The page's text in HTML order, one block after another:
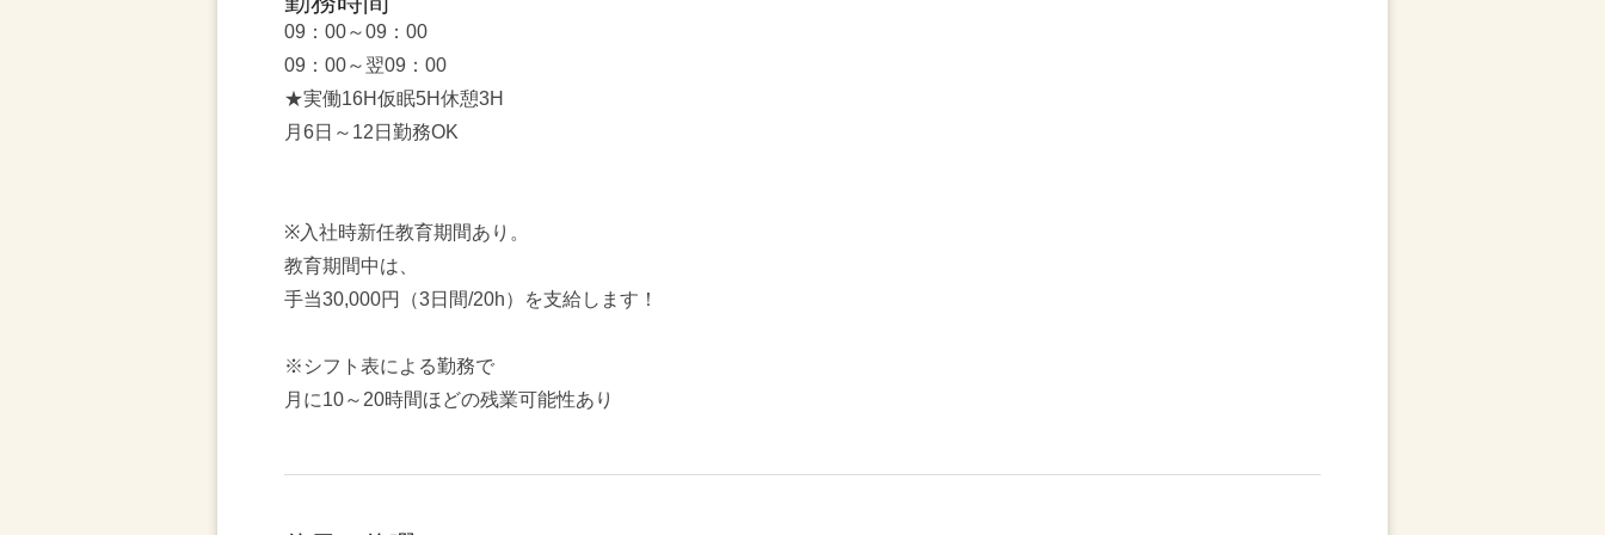
09：00～09：00
09：00～翌09：00
★実働16H仮眠5H休憩3H
月6日～12日勤務OK
※入社時新任教育期間あり。
教育期間中は、
手当30,000円（3日間/20h）を支給します！
※シフト表による勤務で
月に10～20時間ほどの残業可能性あり